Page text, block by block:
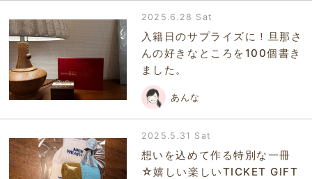
2025.6.28 Sat
入籍日のサプライズに！旦那さ
んの好きなところを100個書き
ました。
あんな
2025.5.31 Sat
想いを込めて作る特別な一冊
☆嬉しい楽しいTICKET GIFT